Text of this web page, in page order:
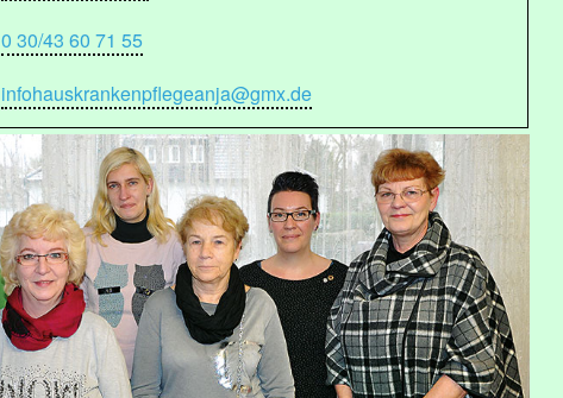
0 30/43 60 71 55
infohauskrankenpflegeanja@gmx.de